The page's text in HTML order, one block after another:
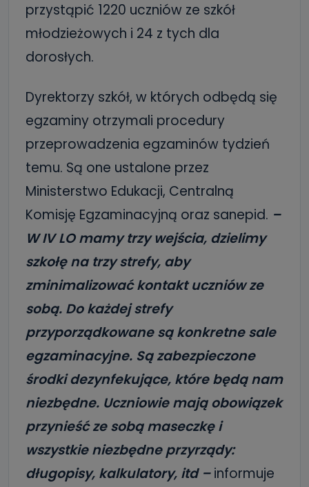
przystąpić 1220 uczniów ze szkół
młodzieżowych i 24 z tych dla
dorosłych.
Dyrektorzy szkół, w których odbędą się
egzaminy otrzymali procedury
przeprowadzenia egzaminów tydzień
temu. Są one ustalone przez
Ministerstwo Edukacji, Centralną
Komisję Egzaminacyjną oraz sanepid. –
W IV LO mamy trzy wejścia, dzielimy
szkołę na trzy strefy, aby
zminimalizować kontakt uczniów ze
sobą. Do każdej strefy
przyporządkowane są konkretne sale
egzaminacyjne. Są zabezpieczone
środki dezynfekujące, które będą nam
niezbędne. Uczniowie mają obowiązek
przynieść ze sobą maseczkę i
wszystkie niezbędne przyrządy:
długopisy, kalkulatory, itd –informuje